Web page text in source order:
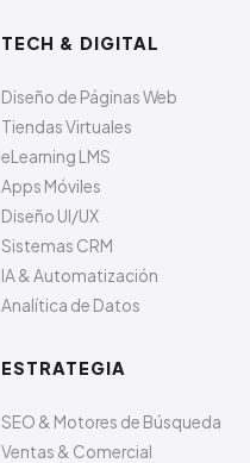
TECH & DIGITAL
Diseño de Páginas Web
Tiendas Virtuales
eLearning LMS
Apps Móviles
Diseño UI/UX
Sistemas CRM
IA & Automatización
Analítica de Datos
ESTRATEGIA
SEO & Motores de Búsqueda
Ventas & Comercial